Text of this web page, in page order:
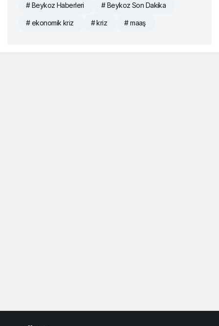
# Beykoz Haberleri # Beykoz Son Dakika
# ekonomik kriz # kriz # maaş